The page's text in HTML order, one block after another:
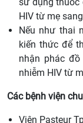
HIV từ mẹ
Nếu như thai
kiến thức để
nhận phác
nhiễm HIV từ
Các bệnh viện
Viện Pasteur